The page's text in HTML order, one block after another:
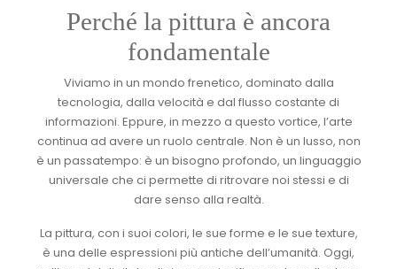
Perché la pittura è ancora
fondamentale
Viviamo in un mondo frenetico, dominato dalla
tecnologia, dalla velocità e dal flusso costante di
informazioni. Eppure, in mezzo a questo vortice, l’arte
continua ad avere un ruolo centrale. Non è un lusso, non
è un passatempo: è un bisogno profondo, un linguaggio
universale che ci permette di ritrovare noi stessi e di
dare senso alla realtà.
La pittura, con i suoi colori, le sue forme e le sue texture,
è una delle espressioni più antiche dell’umanità. Oggi,